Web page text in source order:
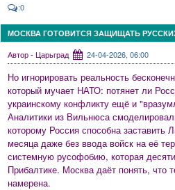
:0
МОСКВА ГОТОВИТСЯ ЗАЩИЩАТЬ
Автор - Царьград 24-04-2026, 06:00
Но игнорировать реальность
который мучает НАТО: потянет ли
украинскому конфликту ещё и
Аналитики из Вильнюса
которому Россия способна заставить
месяца даже без ввода войск на её
системную русофобию, которая
Прибалтике. Москва даёт понять, что
намерена.